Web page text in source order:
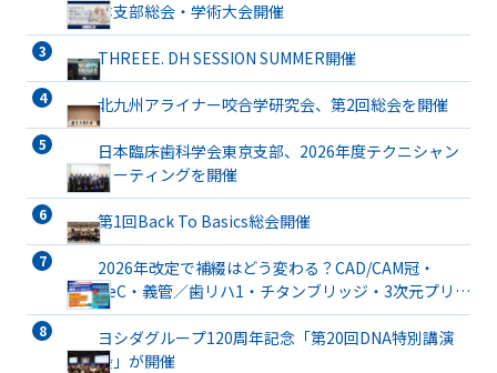
本支部総会・学術大会開催
THREEE. DH SESSION SUMMER開催
北九州アライナー咬合学研究会、第2回総会を開催
日本臨床歯科学会東京支部、2026年度テクニシャン
ミーティングを開催
第1回Back To Basics総会開催
2026年改定で補綴はどう変わる？CAD/CAM冠・
TeC・義管／歯リハ1・チタンブリッジ・3次元プリン
ト有床義歯まで詳解
ヨシダグループ120周年記念「第20回DNA特別講演
会」が開催